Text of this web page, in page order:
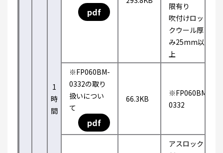
1
時
間
pdf
限有り
吹付けロッ
クウール厚
み25mm以
上
※FP060BM-
0332の取り
扱いについ
て
pdf
66.3KB
※FP060BM-
0332
アスロック